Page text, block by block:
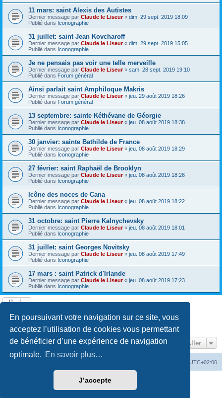
En poursuivant votre navigation sur ce site, vous
acceptez l’utilisation de cookies vous permettant
de bénéficier d’une expérience de navigation
optimale. En savoir plus…
J’accepte
11 mars: saint Alexis des Autistes
Dernier message par Claude le Liseur« dim. 29 sept. 2019 18:09
Publié dans Iconographie
31 juillet: saint Jean Kovcharoff
Dernier message par Claude le Liseur« dim. 29 sept. 2019 15:05
Publié dans Iconographie
Je ne pensais pas voir une telle merveille
Dernier message par Claude le Liseur« sam. 28 sept. 2019 19:10
Publié dans Forum général
Ainsi parlait saint Amphiloque Makris
Dernier message par Claude le Liseur« jeu. 29 août 2019 18:26
Publié dans Forum général
13 septembre: sainte Kéthévane de Géorgie
Dernier message par Claude le Liseur« jeu. 08 août 2019 18:38
Publié dans Iconographie
30 janvier: sainte Bathilde de France
Dernier message par Claude le Liseur« jeu. 08 août 2019 18:29
Publié dans Iconographie
27 février: saint Raphaël de Brooklyn
Dernier message par Claude le Liseur« jeu. 08 août 2019 18:26
Publié dans Iconographie
Icône des noces de Cana
Dernier message par Claude le Liseur« jeu. 08 août 2019 18:22
Publié dans Iconographie
31 octobre: saint Pierre Kalnychevsky
Dernier message par Claude le Liseur« jeu. 08 août 2019 18:01
Publié dans Iconographie
31 juillet: saint Georges Novitsky
Dernier message par Claude le Liseur« jeu. 08 août 2019 17:49
Publié dans Iconographie
17 mars : saint Patrick d'Irlande
Dernier message par Claude le Liseur« jeu. 08 août 2019 17:23
Publié dans Iconographie
Page1sur20
3
Aller
UTC+02:00
phpBB® Forum Software © phpBB Limited
©